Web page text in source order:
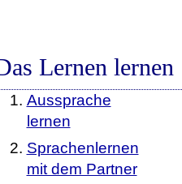
Lernen lernen
Aussprache
lernen
Sprachenlernen
mit dem Partner